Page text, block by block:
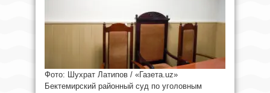
Фото: Шухрат Латипов / «Газета.uz»
Бектемирский районный суд по уголовным